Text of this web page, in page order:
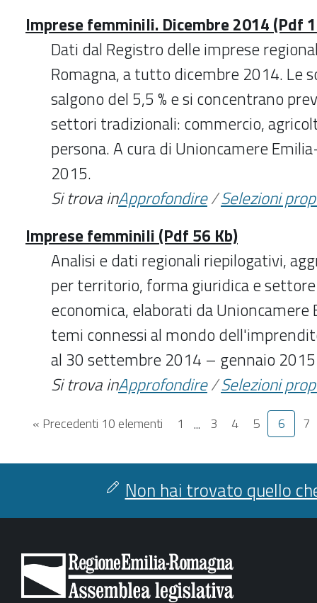
Imprese femminili. Dicembre 2014 (Pdf
Dati dal Registro delle imprese
Romagna, a tutto dicembre 2014. Le
salgono del 5,5 % e si concentrano
settori tradizionali: commercio,
persona. A cura di Unioncamere
2015.
Si trova inApprofondire/Selezioni
Imprese femminili (Pdf 56 Kb)
Analisi e dati regionali riepilogativi,
per territorio, forma giuridica e
economica, elaborati da Unioncamere
temi connessi al mondo
al 30 settembre 2014 – gennaio 2015
Si trova inApprofondire/Selezioni
« Precedenti 10 elementi 1 ... 3 4 5 6 7
Non hai trovato quello